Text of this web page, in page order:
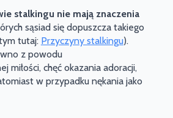
stalkingu nie mają znaczenia
sąsiad się dopuszcza takiego
tutaj: Przyczyny stalkingu).
z powodu
miłości, chęć okazania adoracji,
w przypadku nękania jako